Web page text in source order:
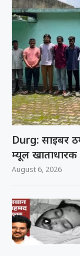
Durg: साइबर
म्यूल खाताधारक
August 6, 2026